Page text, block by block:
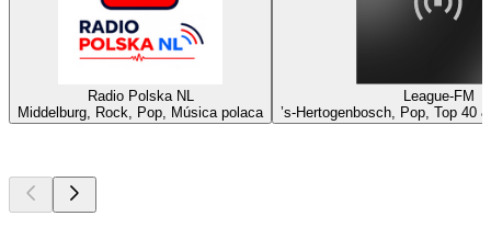
Radio Polska NL
Middelburg, Rock, Pop, Música polaca
League-FM
’s-Hertogenbosch, Pop, Top 40